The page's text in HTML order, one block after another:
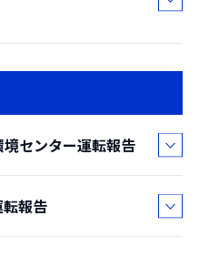
賢一*・樫本 茂樹*
ーの固定価格買取
る分散型電源の建
年の電力小売全面
境センター運転報告
(*環境技術3部)
報告